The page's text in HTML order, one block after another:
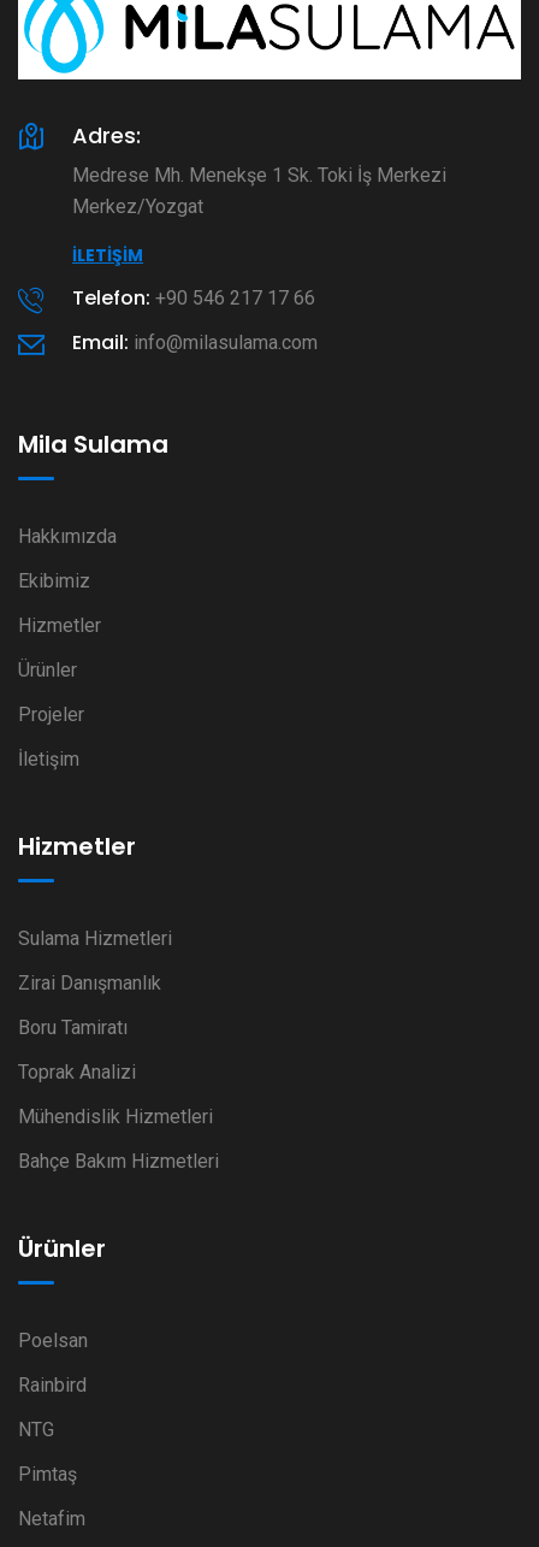
Adres:
Medrese Mh. Menekşe 1 Sk. Toki İş Merkezi
Merkez/Yozgat
İLETIŞIM
Telefon: +90 546 217 17 66
Email: info@milasulama.com
Mila Sulama
Hakkımızda
Ekibimiz
Hizmetler
Ürünler
Projeler
İletişim
Hizmetler
Sulama Hizmetleri
Zirai Danışmanlık
Boru Tamiratı
Toprak Analizi
Mühendislik Hizmetleri
Bahçe Bakım Hizmetleri
Ürünler
Poelsan
Rainbird
NTG
Pimtaş
Netafim